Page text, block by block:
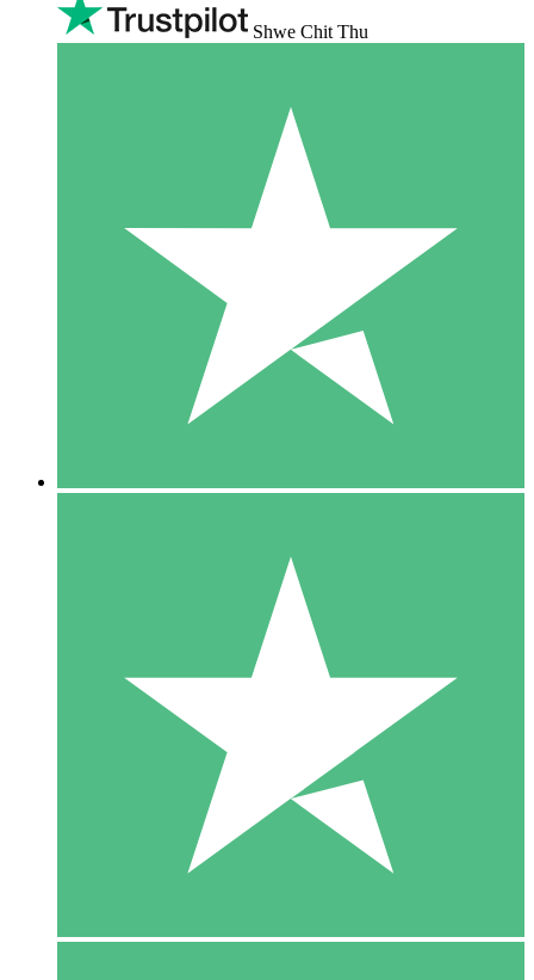
Shwe Chit Thu